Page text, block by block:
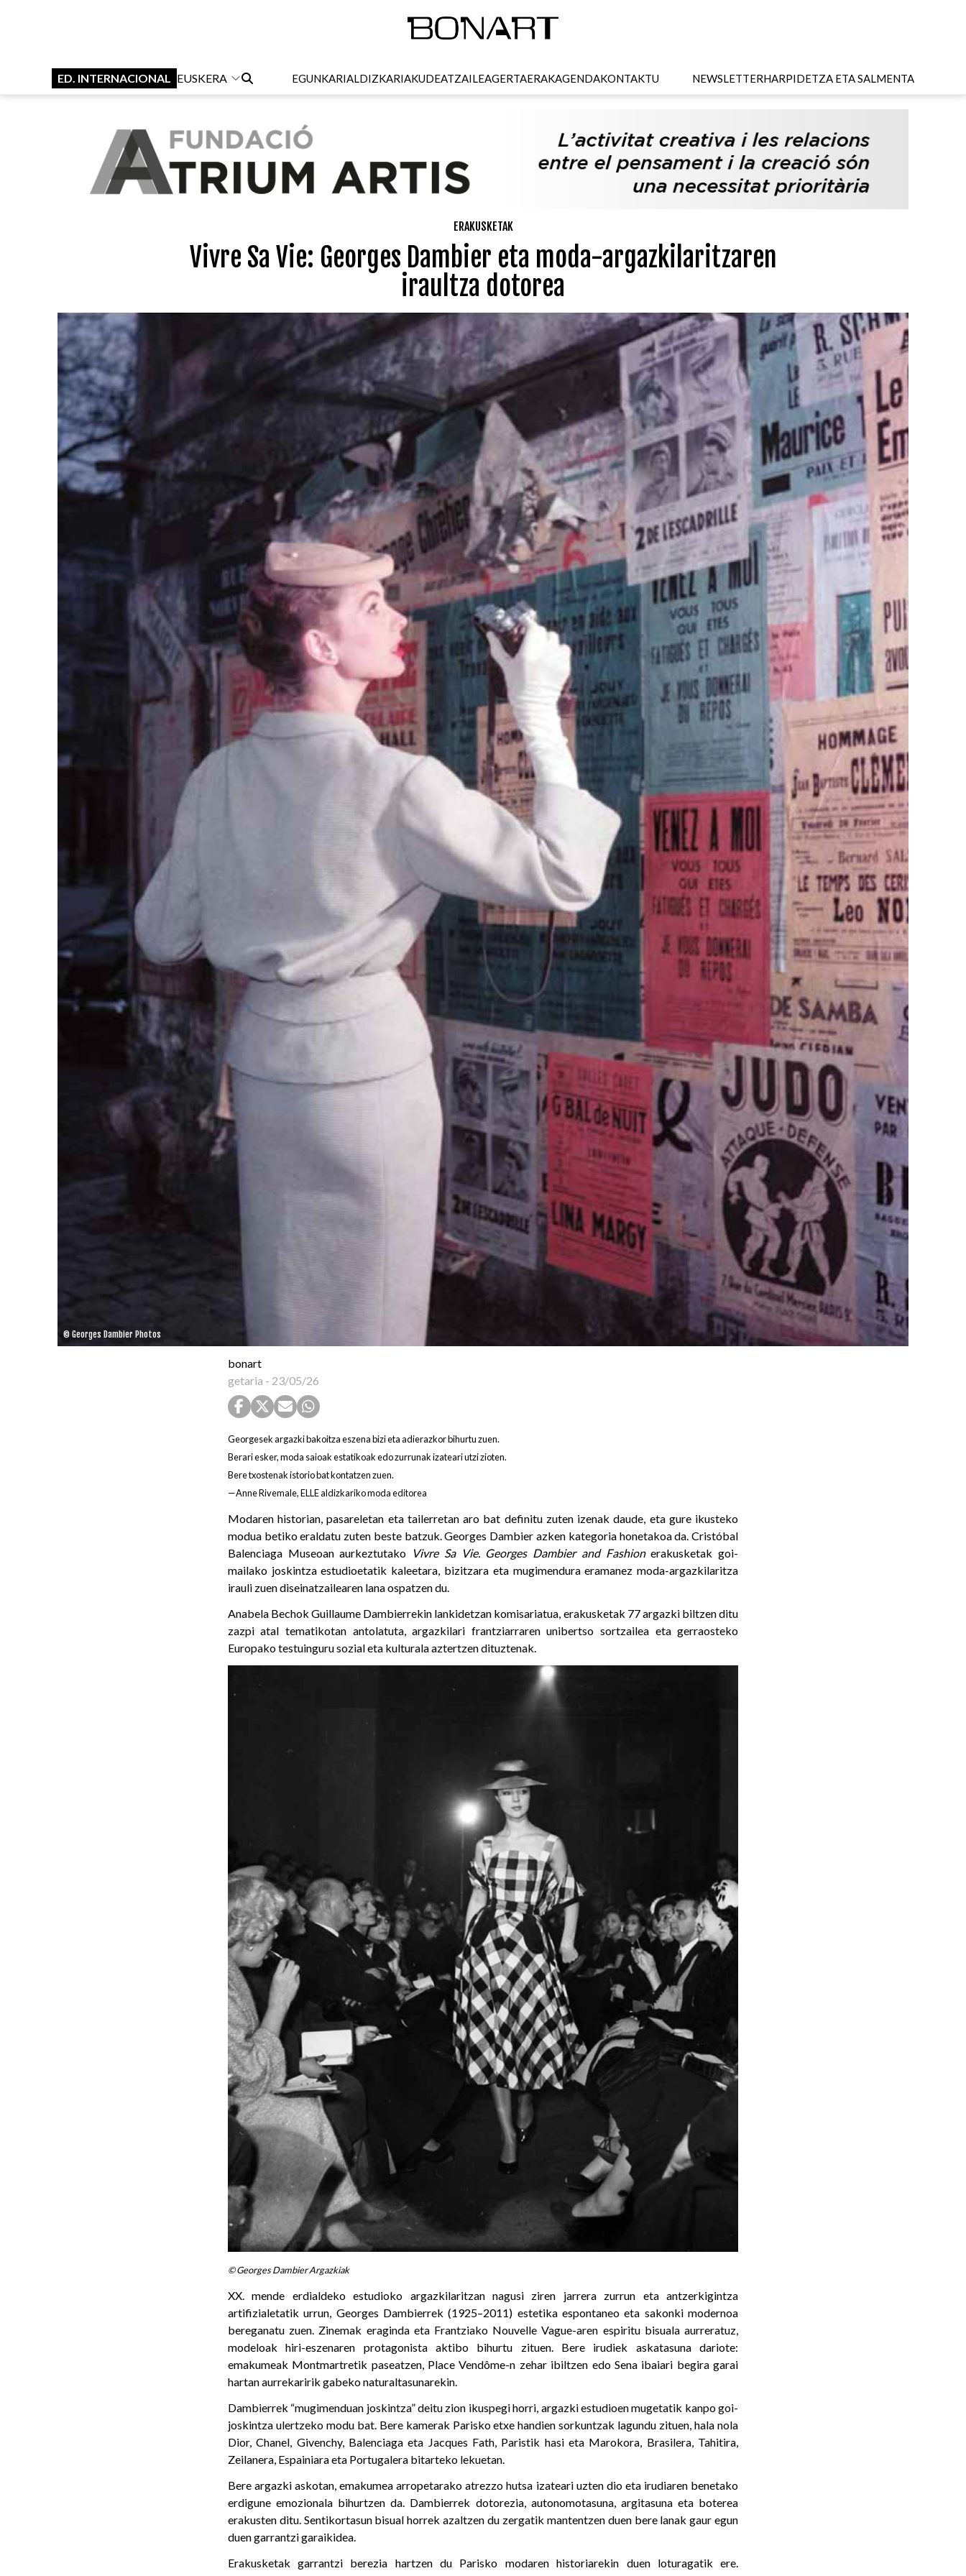
ED. INTERNACIONAL EUSKERA EGUNKARIALDIZKARIAKUDEATZAILEAGERTAERAKAGENDAKONTAKTU NEWSLETTERHARPIDETZA ETA SALMENTA
ERAKUSKETAK
Vivre Sa Vie: Georges Dambier eta moda-argazkilaritzaren
iraultza dotorea
© Georges Dambier Photos
bonart
getaria - 23/05/26
Georgesek argazki bakoitza eszena bizi eta adierazkor bihurtu zuen.
Berari esker, moda saioak estatikoak edo zurrunak izateari utzi zioten.
Bere txostenak istorio bat kontatzen zuen.
—Anne Rivemale, ELLE aldizkariko moda editorea
Modaren historian, pasareletan eta tailerretan aro bat definitu zuten izenak daude, eta gure ikusteko
modua betiko eraldatu zuten beste batzuk. Georges Dambier azken kategoria honetakoa da. Cristóbal
Balenciaga Museoan aurkeztutako Vivre Sa Vie. Georges Dambier and Fashionerakusketak goi-
mailako joskintza estudioetatik kaleetara, bizitzara eta mugimendura eramanez moda-argazkilaritza
irauli zuen diseinatzailearen lana ospatzen du.
Anabela Bechok Guillaume Dambierrekin lankidetzan komisariatua, erakusketak 77 argazki biltzen ditu
zazpi atal tematikotan antolatuta, argazkilari frantziarraren unibertso sortzailea eta gerraosteko
Europako testuinguru sozial eta kulturala aztertzen dituztenak.
© Georges Dambier Argazkiak
XX. mende erdialdeko estudioko argazkilaritzan nagusi ziren jarrera zurrun eta antzerkigintza
artifizialetatik urrun, Georges Dambierrek (1925–2011) estetika espontaneo eta sakonki modernoa
bereganatu zuen. Zinemak eraginda eta Frantziako Nouvelle Vague-aren espiritu bisuala aurreratuz,
modeloak hiri-eszenaren protagonista aktibo bihurtu zituen. Bere irudiek askatasuna dariote:
emakumeak Montmartretik paseatzen, Place Vendôme-n zehar ibiltzen edo Sena ibaiari begira garai
hartan aurrekaririk gabeko naturaltasunarekin.
Dambierrek “mugimenduan joskintza” deitu zion ikuspegi horri, argazki estudioen mugetatik kanpo goi-
joskintza ulertzeko modu bat. Bere kamerak Parisko etxe handien sorkuntzak lagundu zituen, hala nola
Dior, Chanel, Givenchy, Balenciaga eta Jacques Fath, Paristik hasi eta Marokora, Brasilera, Tahitira,
Zeilanera, Espainiara eta Portugalera bitarteko lekuetan.
Bere argazki askotan, emakumea arropetarako atrezzo hutsa izateari uzten dio eta irudiaren benetako
erdigune emozionala bihurtzen da. Dambierrek dotorezia, autonomotasuna, argitasuna eta boterea
erakusten ditu. Sentikortasun bisual horrek azaltzen du zergatik mantentzen duen bere lanak gaur egun
duen garrantzi garaikidea.
Erakusketak garrantzi berezia hartzen du Parisko modaren historiarekin duen loturagatik ere.